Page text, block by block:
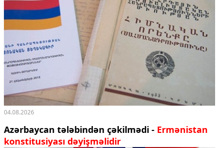
04.08.2026
Azərbaycan tələbindən çəkilmədi - Ermənistan
konstitusiyası dəyişməlidir